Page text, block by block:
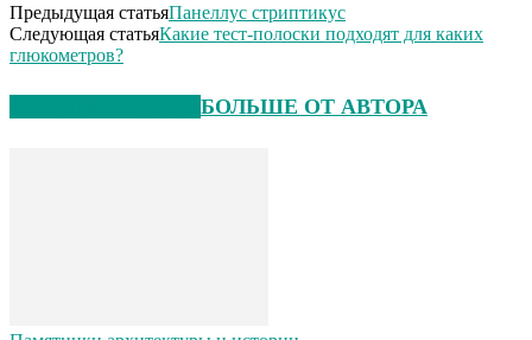
Предыдущая статьяПанеллус стриптикус
Следующая статьяКакие тест-полоски подходят для каких
глюкометров?
БОЛЬШЕ ОТ АВТОРА